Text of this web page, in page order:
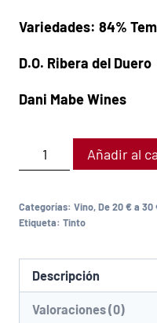
Variedades: 84%
D.O. Ribera del Duero
Dani Mabe Wines
Añadir al
Categorías: Vino,De 20 € a 30
Etiqueta: Tinto
Descripción
Valoraciones (0)